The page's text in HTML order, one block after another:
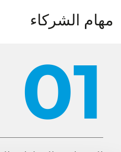
الشركاء
01